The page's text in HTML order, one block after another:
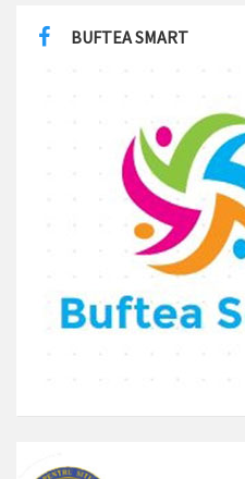
BUFTEA SMART